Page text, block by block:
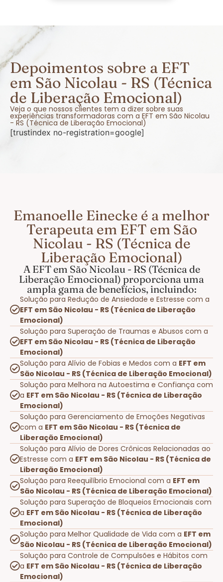
Depoimentos sobre a EFT
em São Nicolau - RS (Técnica
de Liberação Emocional)
Veja o que nossos clientes tem a dizer sobre suas
experiências transformadoras com a EFT em São Nicolau
- RS (Técnica de Liberação Emocional)
[trustindex no-registration=google]
Emanoelle Einecke é a melhor
Terapeuta em EFT em São
Nicolau - RS (Técnica de
Liberação Emocional)
A EFT em São Nicolau - RS (Técnica de
Liberação Emocional) proporciona uma
ampla gama de benefícios, incluindo:
Solução para Redução de Ansiedade e Estresse com a
EFT em São Nicolau - RS (Técnica de Liberação
Emocional)
Solução para Superação de Traumas e Abusos com a
EFT em São Nicolau - RS (Técnica de Liberação
Emocional)
Solução para Alívio de Fobias e Medos com a EFT em
São Nicolau - RS (Técnica de Liberação Emocional)
Solução para Melhora na Autoestima e Confiança com
a EFT em São Nicolau - RS (Técnica de Liberação
Emocional)
Solução para Gerenciamento de Emoções Negativas
com a EFT em São Nicolau - RS (Técnica de
Liberação Emocional)
Solução para Alívio de Dores Crônicas Relacionadas ao
Estresse com a EFT em São Nicolau - RS (Técnica de
Liberação Emocional)
Solução para Reequilíbrio Emocional com a EFT em
São Nicolau - RS (Técnica de Liberação Emocional)
Solução para Superação de Bloqueios Emocionais com
a EFT em São Nicolau - RS (Técnica de Liberação
Emocional)
Solução para Melhor Qualidade de Vida com a EFT em
São Nicolau - RS (Técnica de Liberação Emocional)
Solução para Controle de Compulsões e Hábitos com
a EFT em São Nicolau - RS (Técnica de Liberação
Emocional)